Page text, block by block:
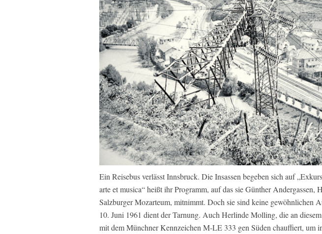
Ein Reisebus verlässt Innsbruck. Die Insassen begeben sich auf
arte et musica“ heißt ihr Programm, auf das sie Günther Andergassen,
Salzburger Mozarteum, mitnimmt. Doch sie sind keine gewöhnlichen
10. Juni 1961 dient der Tarnung. Auch Herlinde Molling, die an
mit dem Münchner Kennzeichen M-LE 333 gen Süden chauffiert, um